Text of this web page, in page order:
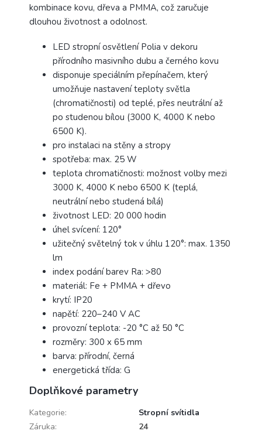
kombinace kovu, dřeva a PMMA, což zaručuje
dlouhou životnost a odolnost.
LED stropní osvětlení Polia v dekoru
přírodního masivního dubu a černého kovu
disponuje speciálním přepínačem, který
umožňuje nastavení teploty světla
(chromatičnosti) od teplé, přes neutrální až
po studenou bílou (3000 K, 4000 K nebo
6500 K).
pro instalaci na stěny a stropy
spotřeba: max. 25 W
teplota chromatičnosti: možnost volby mezi
3000 K, 4000 K nebo 6500 K (teplá,
neutrální nebo studená bílá)
životnost LED: 20 000 hodin
úhel svícení: 120°
užitečný světelný tok v úhlu 120°: max. 1350
lm
index podání barev Ra: >80
materiál: Fe + PMMA + dřevo
krytí: IP20
napětí: 220–240 V AC
provozní teplota: -20 °C až 50 °C
rozměry: 300 x 65 mm
barva: přírodní, černá
energetická třída: G
Doplňkové parametry
Kategorie:
Stropní svítidla
Záruka:
24